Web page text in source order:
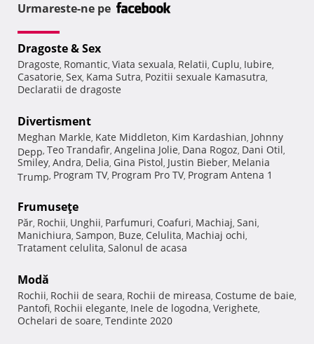
Urmareste-ne pe
Dragoste & Sex
Dragoste, Romantic, Viata sexuala, Relatii, Cuplu, Iubire,
Casatorie, Sex, Kama Sutra, Pozitii sexuale Kamasutra,
Declaratii de dragoste
Divertisment
Meghan Markle, Kate Middleton, Kim Kardashian, Johnny
Depp, Teo Trandafir, Angelina Jolie, Dana Rogoz, Dani Otil,
Smiley, Andra, Delia, Gina Pistol, Justin Bieber, Melania
Trump, Program TV, Program Pro TV, Program Antena 1
Frumuseţe
Păr, Rochii, Unghii, Parfumuri, Coafuri, Machiaj, Sani,
Manichiura, Sampon, Buze, Celulita, Machiaj ochi,
Tratament celulita, Salonul de acasa
Modă
Rochii, Rochii de seara, Rochii de mireasa, Costume de baie,
Pantofi, Rochii elegante, Inele de logodna, Verighete,
Ochelari de soare, Tendinte 2020